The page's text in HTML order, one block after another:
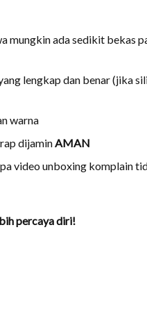
mungkin ada sedikit bekas
lengkap dan benar (jika
warna
dijamin AMAN
video unboxing komplain
percaya diri!